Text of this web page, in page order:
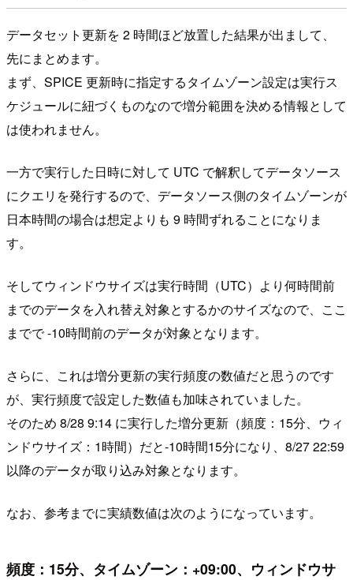
データセット更新を 2 時間ほど放置した結果が出まして、
先にまとめます。
まず、SPICE 更新時に指定するタイムゾーン設定は実行ス
ケジュールに紐づくものなので増分範囲を決める情報として
は使われません。
一方で実行した日時に対して UTC で解釈してデータソース
にクエリを発行するので、データソース側のタイムゾーンが
日本時間の場合は想定よりも 9 時間ずれることになりま
す。
そしてウィンドウサイズは実行時間（UTC）より何時間前
までのデータを入れ替え対象とするかのサイズなので、ここ
までで -10時間前のデータが対象となります。
さらに、これは増分更新の実行頻度の数値だと思うのです
が、実行頻度で設定した数値も加味されていました。
そのため 8/28 9:14 に実行した増分更新（頻度：15分、ウィ
ンドウサイズ：1時間）だと-10時間15分になり、8/27 22:59
以降のデータが取り込み対象となります。
なお、参考までに実績数値は次のようになっています。
頻度：15分、タイムゾーン：+09:00、ウィンドウサ